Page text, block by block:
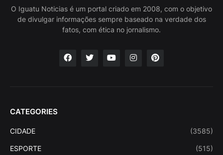
O Iguatu Noticias é um portal criado em 2008, com o objetivo
de divulgar informações sempre baseado na verdade dos
fatos, com ética no jornalismo.
CATEGORIES
CIDADE (3585)
ESPORTE (515)